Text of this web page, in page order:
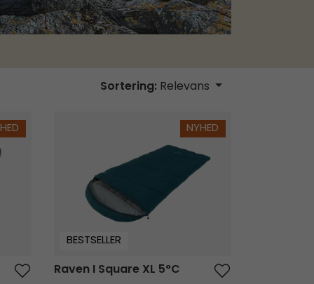
Sortering: Relevans
NYHED
BESTSELLER
Raven I Square XL 5°C